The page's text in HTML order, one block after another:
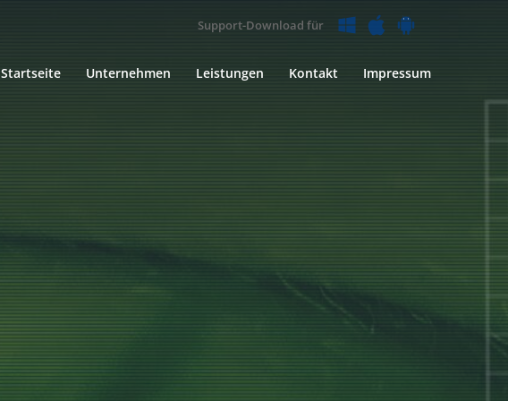
Support-Download für
Startseite Unternehmen Leistungen Kontakt Impressum